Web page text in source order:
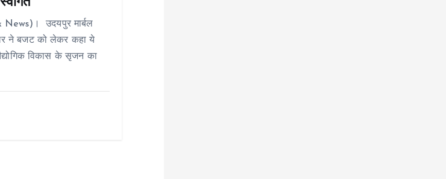
उदयपुर मार्बल
ने बजट को लेकर कहा ये
विकास के सृजन का